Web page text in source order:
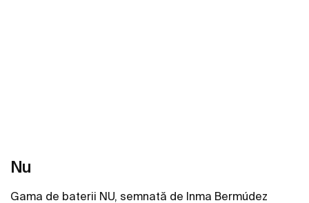
Nu
Gama de baterii NU, semnată de Inma Bermúdez